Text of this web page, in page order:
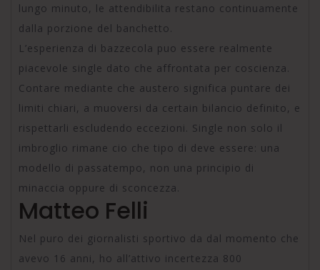
lungo minuto, le attendibilita restano continuamente
dalla porzione del banchetto.
L’esperienza di bazzecola puo essere realmente
piacevole single dato che affrontata per coscienza.
Contare mediante che austero significa puntare dei
limiti chiari, a muoversi da certain bilancio definito, e
rispettarli escludendo eccezioni. Single non solo il
imbroglio rimane cio che tipo di deve essere: una
modello di passatempo, non una principio di
minaccia oppure di sconcezza.
Matteo Felli
Nel puro dei giornalisti sportivo da dal momento che
avevo 16 anni, ho all’attivo incertezza 800